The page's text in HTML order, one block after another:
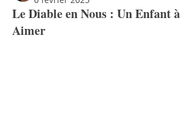
Le Diable en Nous : Un Enfant à
Aimer